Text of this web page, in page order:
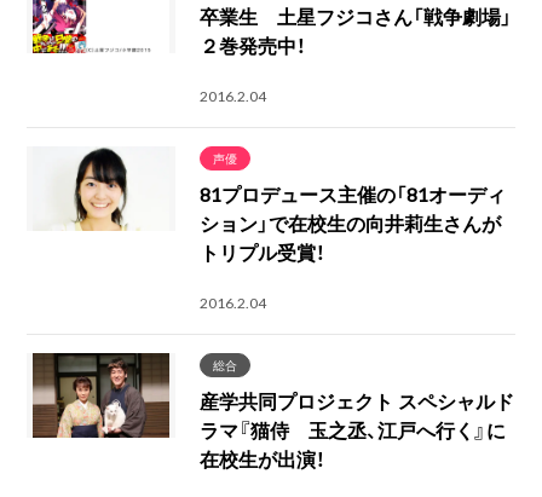
卒業生 土星フジコさん「戦争劇場」
２巻発売中！
2016.2.04
声優
81プロデュース主催の「81オーディ
ション」で在校生の向井莉生さんが
トリプル受賞！
2016.2.04
総合
産学共同プロジェクト スペシャルド
ラマ『猫侍 玉之丞、江戸へ行く』に
在校生が出演！